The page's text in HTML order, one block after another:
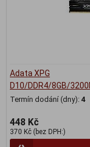
Adata XPG
D10/DDR4/8GB/
Termín dodání (dny): 4
448 Kč
370 Kč (bez DPH:)